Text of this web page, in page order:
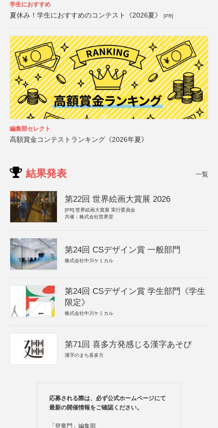
学生におすすめ
夏休み！学生におすすめのコンテスト《2026夏》 [PR]
編集部セレクト
高額賞金コンテストランキング《2026年夏》
結果発表 一覧
第22回 世界絵画大賞展 2026
[PR] 世界絵画大賞展 実行委員会
共催：株式会社世界堂
第24回 CSデザイン賞 一般部門
株式会社中川ケミカル
第24回 CSデザイン賞 学生部門《学生
限定》
株式会社中川ケミカル
第71回 喜多方発感じる漢字あそび
漢字のまち喜多方
応募される際は、必ず公式ホームページにて
最新の開催情報をご確認ください。
「登竜門」編集部